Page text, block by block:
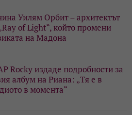
Уилям Орбит – архитектът
of Light“, който промени
на Мадона
Rocky издаде подробности за
албум на Риана: „Тя е в
в момента“